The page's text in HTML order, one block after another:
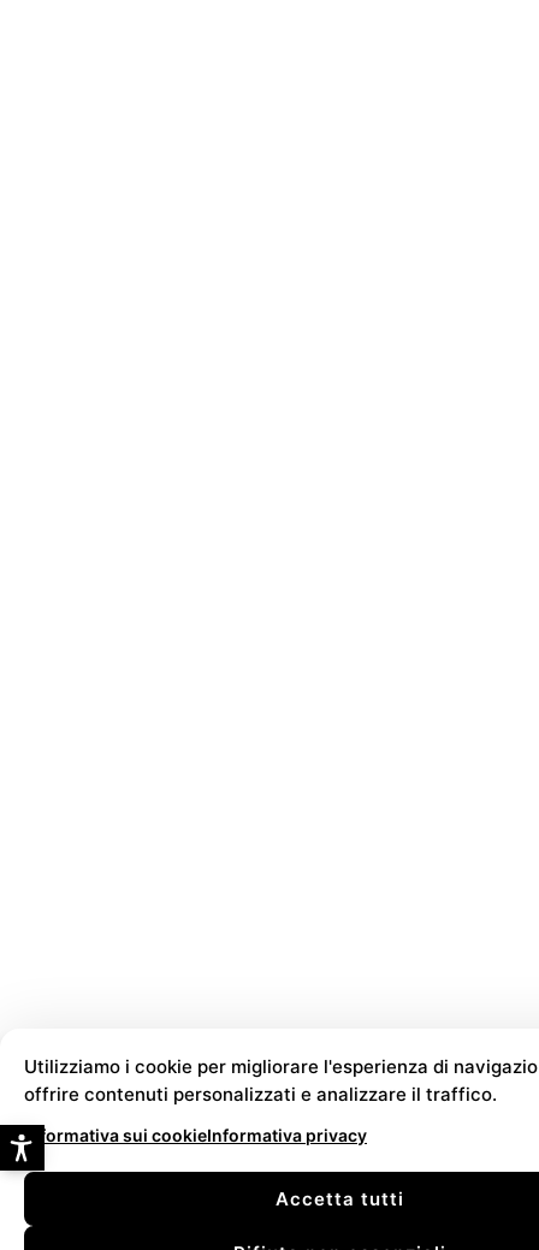
Utilizziamo i cookie per migliorare l'esperienza di
offrire contenuti personalizzati e analizzare il traffico.
Informativa sui cookieInformativa privacy
Accetta tutti